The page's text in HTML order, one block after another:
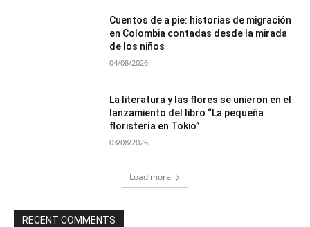
Cuentos de a pie: historias de migración
en Colombia contadas desde la mirada
de los niños
04/08/2026
La literatura y las flores se unieron en el
lanzamiento del libro “La pequeña
floristería en Tokio”
03/08/2026
Load more
RECENT COMMENTS